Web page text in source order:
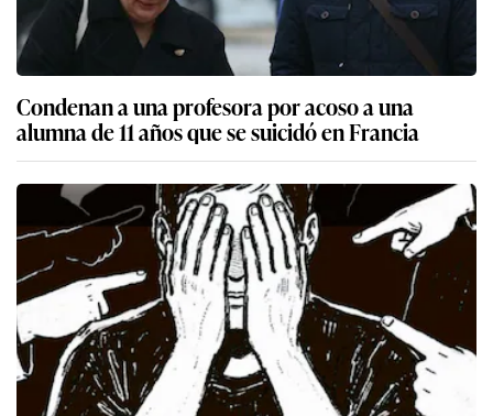
Condenan a una profesora por acoso a una
alumna de 11 años que se suicidó en Francia